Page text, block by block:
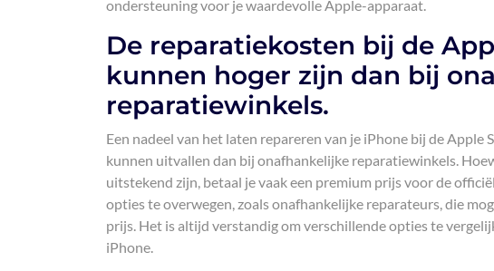
ondersteuning voor je waardevolle Apple-apparaat.
De reparatiekosten bij de
kunnen hoger zijn dan bij
reparatiewinkels.
Een nadeel van het laten repareren van je iPhone bij de
kunnen uitvallen dan bij onafhankelijke reparatiewinkels.
uitstekend zijn, betaal je vaak een premium prijs voor de
opties te overwegen, zoals onafhankelijke reparateurs, die
prijs. Het is altijd verstandig om verschillende opties te
iPhone.